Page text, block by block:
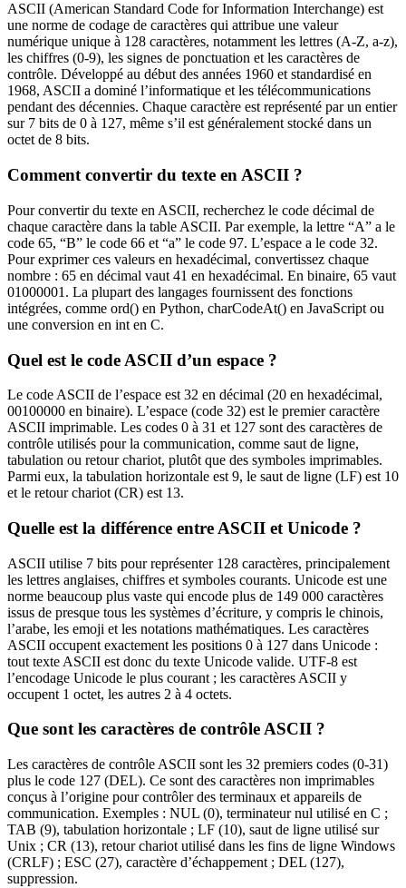
ASCII (American Standard Code for Information Interchange) est
une norme de codage de caractères qui attribue une valeur
numérique unique à 128 caractères, notamment les lettres (A-Z, a-z),
les chiffres (0-9), les signes de ponctuation et les caractères de
contrôle. Développé au début des années 1960 et standardisé en
1968, ASCII a dominé l’informatique et les télécommunications
pendant des décennies. Chaque caractère est représenté par un entier
sur 7 bits de 0 à 127, même s’il est généralement stocké dans un
octet de 8 bits.
Comment convertir du texte en ASCII ?
Pour convertir du texte en ASCII, recherchez le code décimal de
chaque caractère dans la table ASCII. Par exemple, la lettre “A” a le
code 65, “B” le code 66 et “a” le code 97. L’espace a le code 32.
Pour exprimer ces valeurs en hexadécimal, convertissez chaque
nombre : 65 en décimal vaut 41 en hexadécimal. En binaire, 65 vaut
01000001. La plupart des langages fournissent des fonctions
intégrées, comme ord() en Python, charCodeAt() en JavaScript ou
une conversion en int en C.
Quel est le code ASCII d’un espace ?
Le code ASCII de l’espace est 32 en décimal (20 en hexadécimal,
00100000 en binaire). L’espace (code 32) est le premier caractère
ASCII imprimable. Les codes 0 à 31 et 127 sont des caractères de
contrôle utilisés pour la communication, comme saut de ligne,
tabulation ou retour chariot, plutôt que des symboles imprimables.
Parmi eux, la tabulation horizontale est 9, le saut de ligne (LF) est 10
et le retour chariot (CR) est 13.
Quelle est la différence entre ASCII et Unicode ?
ASCII utilise 7 bits pour représenter 128 caractères, principalement
les lettres anglaises, chiffres et symboles courants. Unicode est une
norme beaucoup plus vaste qui encode plus de 149 000 caractères
issus de presque tous les systèmes d’écriture, y compris le chinois,
l’arabe, les emoji et les notations mathématiques. Les caractères
ASCII occupent exactement les positions 0 à 127 dans Unicode :
tout texte ASCII est donc du texte Unicode valide. UTF-8 est
l’encodage Unicode le plus courant ; les caractères ASCII y
occupent 1 octet, les autres 2 à 4 octets.
Que sont les caractères de contrôle ASCII ?
Les caractères de contrôle ASCII sont les 32 premiers codes (0-31)
plus le code 127 (DEL). Ce sont des caractères non imprimables
conçus à l’origine pour contrôler des terminaux et appareils de
communication. Exemples : NUL (0), terminateur nul utilisé en C ;
TAB (9), tabulation horizontale ; LF (10), saut de ligne utilisé sur
Unix ; CR (13), retour chariot utilisé dans les fins de ligne Windows
(CRLF) ; ESC (27), caractère d’échappement ; DEL (127),
suppression.